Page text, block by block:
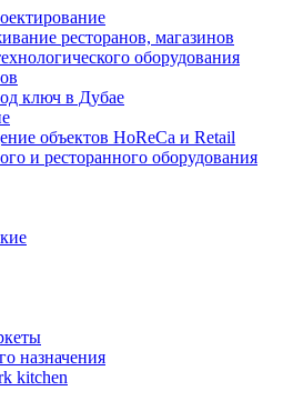
ресторанов, магазинов
оборудования
ключ в Дубае
объектов HoReCa и Retail
и ресторанного оборудования
назначения
kitchen